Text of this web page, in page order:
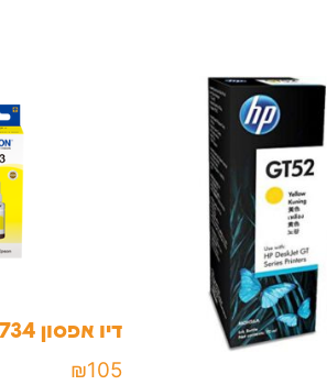
דיו אפסון T6734 מקורי צהוב
₪105